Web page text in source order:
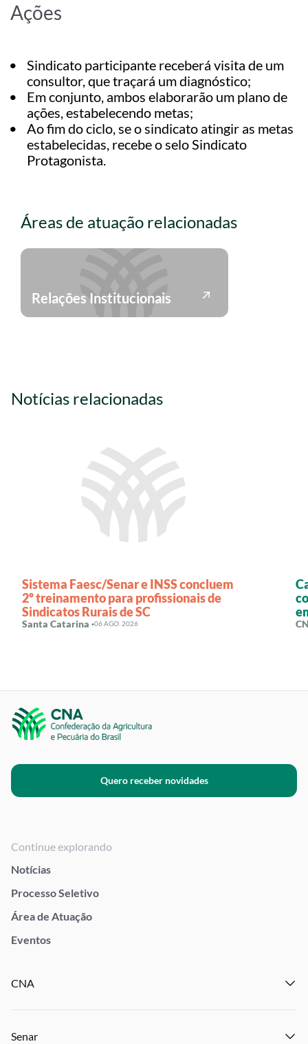
Ações
Sindicato participante receberá visita de um
consultor, que traçará um diagnóstico;
Em conjunto, ambos elaborarão um plano de
ações, estabelecendo metas;
Ao fim do ciclo, se o sindicato atingir as metas
estabelecidas, recebe o selo Sindicato
Protagonista.
Áreas de atuação relacionadas
Relações Institucionais
Notícias relacionadas
Sistema Faesc/Senar e INSS concluem
2º treinamento para profissionais de
Sindicatos Rurais de SC
Santa Catarina ·06 AGO. 2026
Quero receber novidades
Continue explorando
Notícias
Processo Seletivo
Área de Atuação
Eventos
CNA
Senar